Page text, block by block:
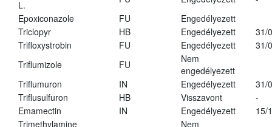
L.
Epoxiconazole
FU
Engedélyezett
Triclopyr
HB Engedélyezett
31/
Trifloxystrobin
FU Engedélyezett
31/
Triflumizole
FU
Nem
engedélyezett
Triflumuron
IN Engedélyezett
31/
Triflusulfuron
HB Visszavont
-
Emamectin
IN Engedélyezett
15/
Trimethylamine
Nem